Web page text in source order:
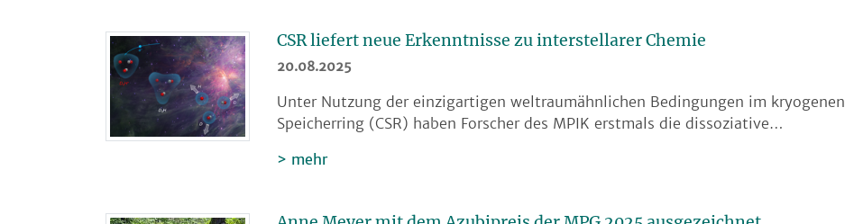
CSR liefert neue Erkenntnisse zu interstellarer Chemie
20.08.2025
Unter Nutzung der einzigartigen weltraumähnlichen Bedingungen im kryogenen
Speicherring (CSR) haben Forscher des MPIK erstmals die dissoziative…
mehr